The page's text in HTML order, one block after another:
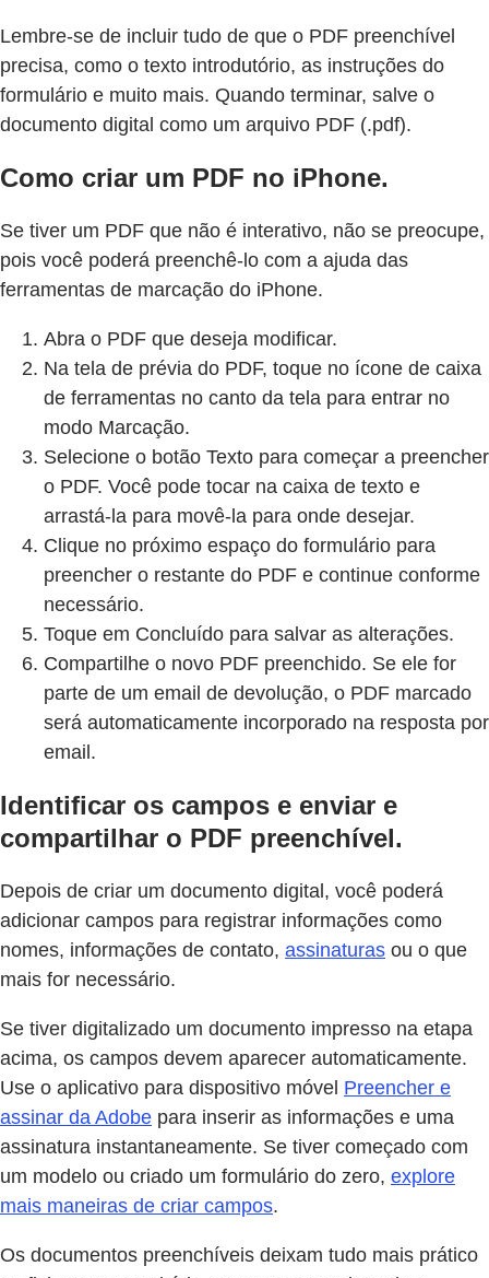
Lembre-se de incluir tudo de que o PDF preenchível
precisa, como o texto introdutório, as instruções do
formulário e muito mais. Quando terminar, salve o
documento digital como um arquivo PDF (.pdf).
Como criar um PDF no iPhone.
Se tiver um PDF que não é interativo, não se preocupe,
pois você poderá preenchê-lo com a ajuda das
ferramentas de marcação do iPhone.
Abra o PDF que deseja modificar.
Na tela de prévia do PDF, toque no ícone de caixa
de ferramentas no canto da tela para entrar no
modo Marcação.
Selecione o botão Texto para começar a preencher
o PDF. Você pode tocar na caixa de texto e
arrastá-la para movê-la para onde desejar.
Clique no próximo espaço do formulário para
preencher o restante do PDF e continue conforme
necessário.
Toque em Concluído para salvar as alterações.
Compartilhe o novo PDF preenchido. Se ele for
parte de um email de devolução, o PDF marcado
será automaticamente incorporado na resposta por
email.
Identificar os campos e enviar e
compartilhar o PDF preenchível.
Depois de criar um documento digital, você poderá
adicionar campos para registrar informações como
nomes, informações de contato, assinaturas ou o que
mais for necessário.
Se tiver digitalizado um documento impresso na etapa
acima, os campos devem aparecer automaticamente.
Use o aplicativo para dispositivo móvel Preencher e
assinar da Adobe para inserir as informações e uma
assinatura instantaneamente. Se tiver começado com
um modelo ou criado um formulário do zero, explore
mais maneiras de criar campos.
Os documentos preenchíveis deixam tudo mais prático